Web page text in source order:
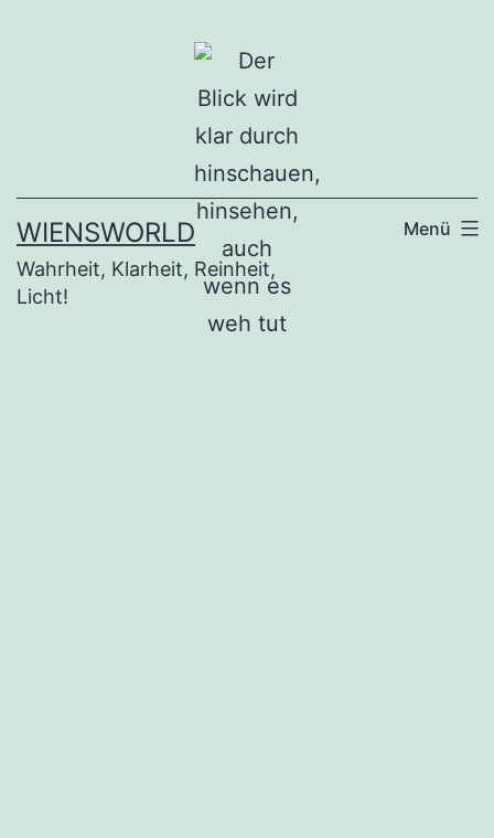
WIENSWORLD
Wahrheit, Klarheit, Reinheit,
Licht!
Menü